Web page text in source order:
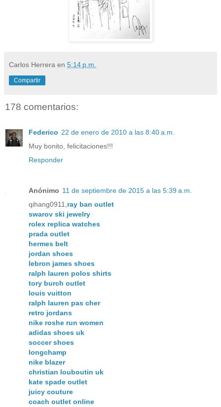
Carlos Herrera en 5:14 p.m.
Compartir
178 comentarios:
Federico 22 de enero de 2010 a las 8:40 a.m.
Muy bonito, felicitaciones!!!
Responder
Anónimo 11 de septiembre de 2015 a las 5:39 a.m.
qihang0911,ray ban outlet
swarov ski jewelry
rolex replica watches
prada outlet
hermes belt
jordan shoes
lebron james shoes
ralph lauren polos shirts
tory burch outlet
louis vuitton
ralph lauren pas cher
retro jordans
nike roshe run women
adidas shoes uk
soccer shoes
longchamp
nike blazer
christian louboutin uk
kate spade outlet
juicy couture
coach outlet online